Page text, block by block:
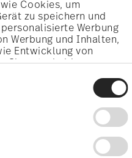
Cookies, um
zu speichern und
Werbung
Werbung und Inhalten,
Entwicklung von
Sie entscheiden
jederzeit über die
Klicken auf das
oder widerrufen
geografische Lage
shipping
Free
orders